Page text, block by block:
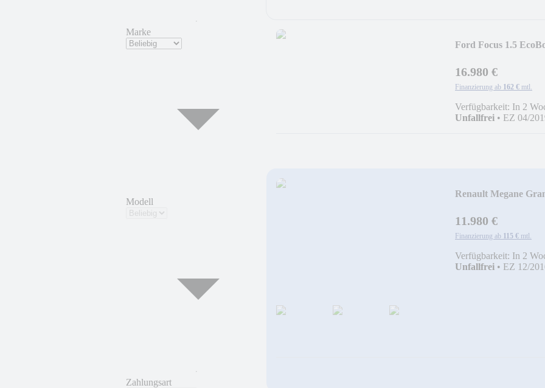
Marke
Modell
Zahlungsart
Ford Focus 1.5
16.980 €
Finanzierung ab 162 € mtl.
Verfügbarkeit: In 2
Unfallfrei • EZ 04/
Renault Megane
11.980 €
Finanzierung ab 115 € mtl.
Verfügbarkeit: In 2
Unfallfrei • EZ 12/